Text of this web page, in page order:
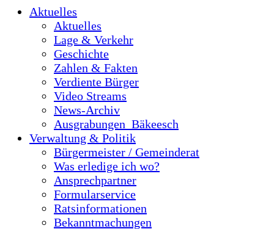
Aktuelles
Aktuelles
Lage & Verkehr
Geschichte
Zahlen & Fakten
Verdiente Bürger
Video Streams
News-Archiv
Ausgrabungen_Bäkeesch
Verwaltung & Politik
Bürgermeister / Gemeinderat
Was erledige ich wo?
Ansprechpartner
Formularservice
Ratsinformationen
Bekanntmachungen